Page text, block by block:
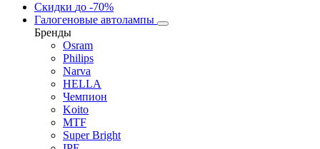
Скидки до -70%
Галогеновые автолампы
Бренды
Osram
Philips
Narva
HELLA
Чемпион
Koito
MTF
Super Bright